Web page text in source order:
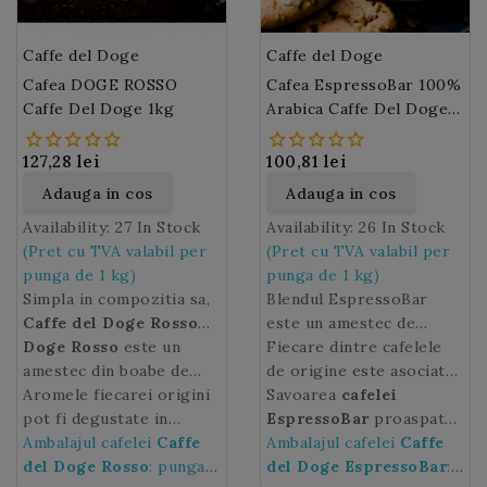
Caffe del Doge
Cafea DOGE ROSSO
Caffe Del Doge 1kg
127,28 lei
Adauga in cos
Availability: 27 In Stock
(Pret cu TVA valabil per
punga de 1 kg)
Simpla in compozitia sa,
Caffe del Doge Rosso
are o aroma seducatoare
si o aciditate redusa.
Doge Rosso este un
amestec din boabe de
cafea 100% Arabica din
Brazilia, Columbia,
Guatemala si India.
Fiecare cafea de origine
Aromele fiecarei origini
pot fi degustate in
fiecare ceasca deCaffe
del Doge Rosso.
Ambalajul cafelei Caffe
del Doge Rosso: punga 1
Caffe del Doge
Cafea EspressoBar 100%
Arabica Caffe Del Doge
1kg
100,81 lei
Adauga in cos
Availability: 26 In Stock
(Pret cu TVA valabil per
punga de 1 kg)
Blendul EspressoBar
este un amestec de
cafele 100% Arabica din
Brazilia, Columbia,
Guatemala si India.
Fiecare dintre cafelele
de origine este asociata
cu numele plantatiei de
provenienta sau al
producatorului. Importul
direct si exclusiv in Italia
Savoarea cafelei
EspressoBar proaspat
macinata va va da energie
pentru intreaga zi!
Ambalajul cafelei Caffe
del Doge EspressoBar: